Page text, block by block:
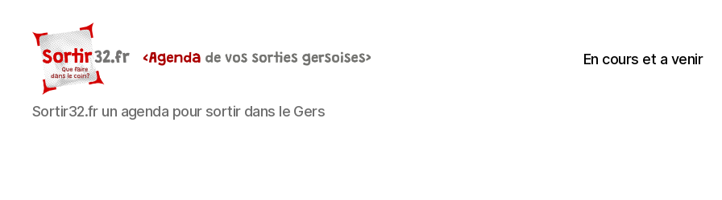
Sortir32.fr
Sortir32.fr un agenda pour sortir dans le Gers
En cours et a venir